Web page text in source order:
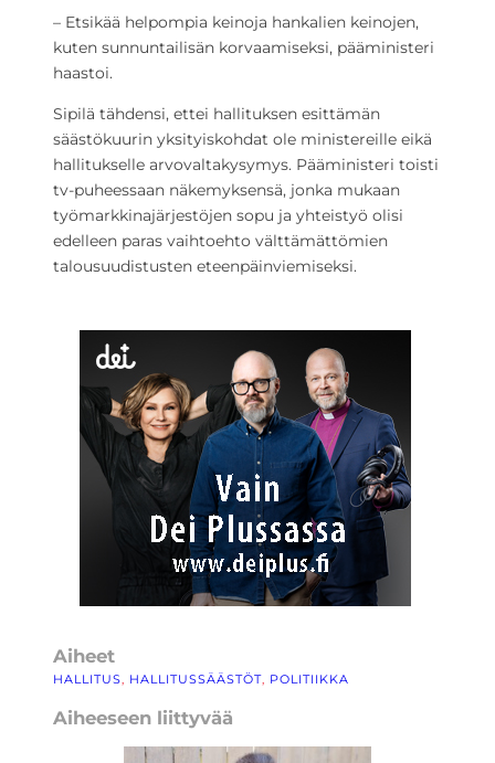
– Etsikää helpompia keinoja hankalien keinojen,
kuten sunnuntailisän korvaamiseksi, pääministeri
haastoi.
Sipilä tähdensi, ettei hallituksen esittämän
säästökuurin yksityiskohdat ole ministereille eikä
hallitukselle arvovaltakysymys. Pääministeri toisti
tv-puheessaan näkemyksensä, jonka mukaan
työmarkkinajärjestöjen sopu ja yhteistyö olisi
edelleen paras vaihtoehto välttämättömien
talousuudistusten eteenpäinviemiseksi.
Aiheet
HALLITUS, HALLITUSSÄÄSTÖT, POLITIIKKA
Aiheeseen liittyvää